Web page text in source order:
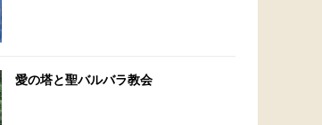
愛の塔と聖バルバラ教会